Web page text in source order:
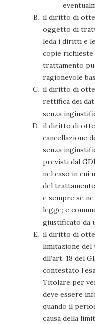
il diritto di
oggetto di
leda i diritti e
copie
trattamento
ragionevole
il diritto di
rettifica dei
senza
il diritto di
cancellazione
senza
previsti dal
nel caso in cui
del
e sempre se
legge; e
giustificato da
il diritto di
limitazione del
dll’art. 18 del
contestato
Titolare per
deve essere
quando il
causa della